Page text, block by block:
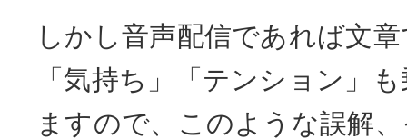
しかし音声配信であれば文
「気持ち」「テンション」
ますので、このような誤解